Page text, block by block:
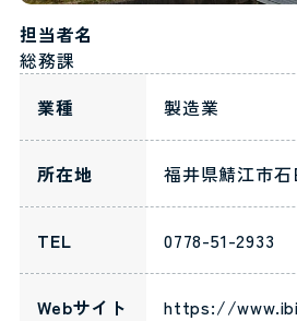
担当者名
総務課
業種
製造業
所在地 福井県鯖江市石
TEL 0778-51-2933
Webサイト
https://